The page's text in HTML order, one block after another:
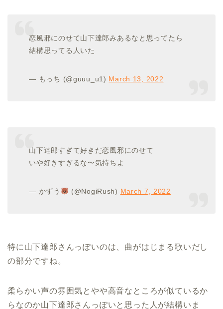
恋風邪にのせて山下達郎みあるなと思ってたら
結構思ってる人いた
— もっち (@guuu_u1) March 13, 2022
山下達郎すぎて好きだ恋風邪にのせて
いや好きすぎるな〜気持ちよ
— かずう (@NogiRush) March 7, 2022
特に山下達郎さんっぽいのは、曲がはじまる歌いだし
の部分ですね。
柔らかい声の雰囲気とやや高音なところが似ているか
らなのか山下達郎さんっぽいと思った人が結構いま